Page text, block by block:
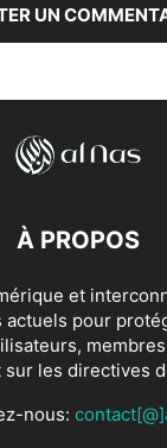
À PROPOS
et
actuels pour
sur les directives
nous: